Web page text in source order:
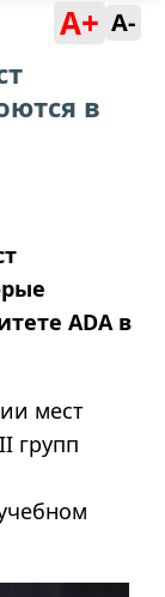
A+ A-
в
ADA в
мест
II групп